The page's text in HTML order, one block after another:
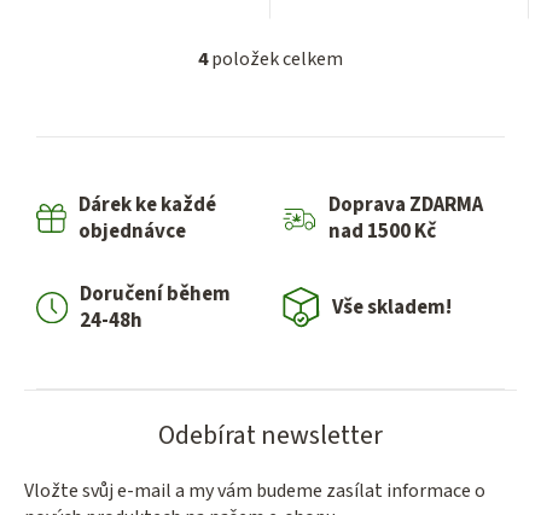
O
l
k
v
p
4položek celkem
Dárek ke každé
objednávce
Doprava ZDARMA
nad 1500 Kč
Doručení během
24-48h
Vše skladem!
Odebírat newsletter
Vložte svůj e-mail a my vám budeme zasílat informace o